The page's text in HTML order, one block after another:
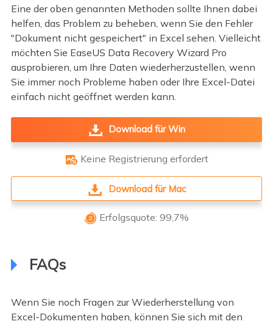
Eine der oben genannten Methoden sollte Ihnen dabei
helfen, das Problem zu beheben, wenn Sie den Fehler
"Dokument nicht gespeichert" in Excel sehen. Vielleicht
möchten Sie EaseUS Data Recovery Wizard Pro
ausprobieren, um Ihre Daten wiederherzustellen, wenn
Sie immer noch Probleme haben oder Ihre Excel-Datei
einfach nicht geöffnet werden kann.
Download für Win
 Keine Registrierung erfordert
Download für Mac
 Erfolgsquote: 99,7%
FAQs
Wenn Sie noch Fragen zur Wiederherstellung von
Excel-Dokumenten haben, können Sie sich mit den